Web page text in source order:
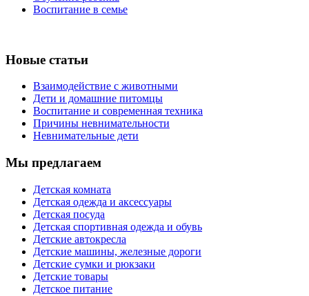
Воспитание в семье
Новые статьи
Взаимодействие с животными
Дети и домашние питомцы
Воспитание и современная техника
Причины невнимательности
Невнимательные дети
Мы предлагаем
Детская комната
Детская одежда и аксессуары
Детская посуда
Детская спортивная одежда и обувь
Детские автокресла
Детские машины, железные дороги
Детские сумки и рюкзаки
Детские товары
Детское питание